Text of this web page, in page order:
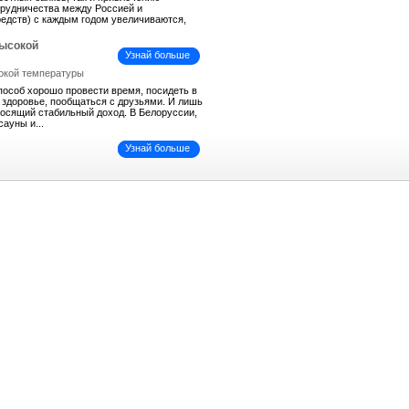
между Россией и
с каждым годом увеличиваются,
Узнай больше
хорошо провести время, посидеть в
здоровье, пообщаться с друзьями. И лишь
стабильный доход. В Белоруссии,
и...
Узнай больше